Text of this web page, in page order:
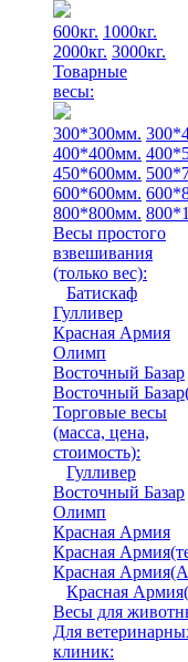
600кг. 1000кг.
2000кг. 3000кг.
Товарные
весы:
300*300мм.
400*400мм.
450*600мм.
600*600мм.
800*800мм.
Весы простого
взвешивания
(только вес):
Батискаф
Гулливер
Красная Армия
Олимп
Восточный Базар
Восточный
Торговые весы
(масса, цена,
стоимость):
Гулливер
Восточный Базар
Олимп
Красная Армия
Красная
Красная
Красная
Весы для
Для
клиник: